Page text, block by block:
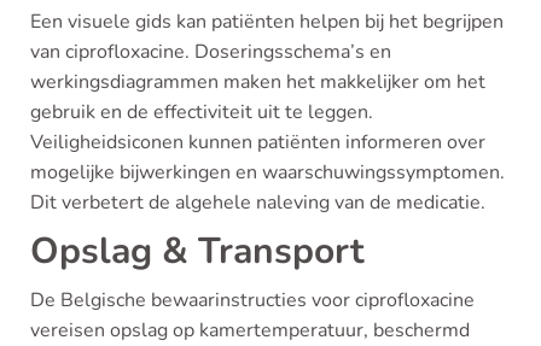
Een visuele gids kan patiënten helpen bij het begrijpen
van ciprofloxacine. Doseringsschema’s en
werkingsdiagrammen maken het makkelijker om het
gebruik en de effectiviteit uit te leggen.
Veiligheidsiconen kunnen patiënten informeren over
mogelijke bijwerkingen en waarschuwingssymptomen.
Dit verbetert de algehele naleving van de medicatie.
Opslag & Transport
De Belgische bewaarinstructies voor ciprofloxacine
vereisen opslag op kamertemperatuur, beschermd